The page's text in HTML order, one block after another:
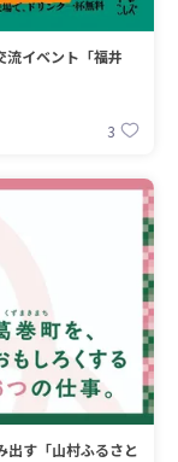
流イベント「福井
3
出す「山村ふるさと